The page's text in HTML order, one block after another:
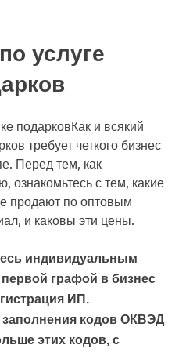
услуге
Как и всякий
требует четкого бизнес
Перед тем, как
ознакомьтесь с тем, какие
продают по оптовым
и каковы эти цены.
индивидуальным
графой в бизнес
ИП.
заполнения кодов ОКВЭД
этих кодов, с